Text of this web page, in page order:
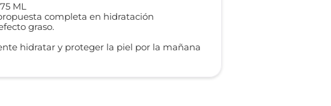
ML
completa en hidratación
graso.
hidratar y proteger la piel por la mañana